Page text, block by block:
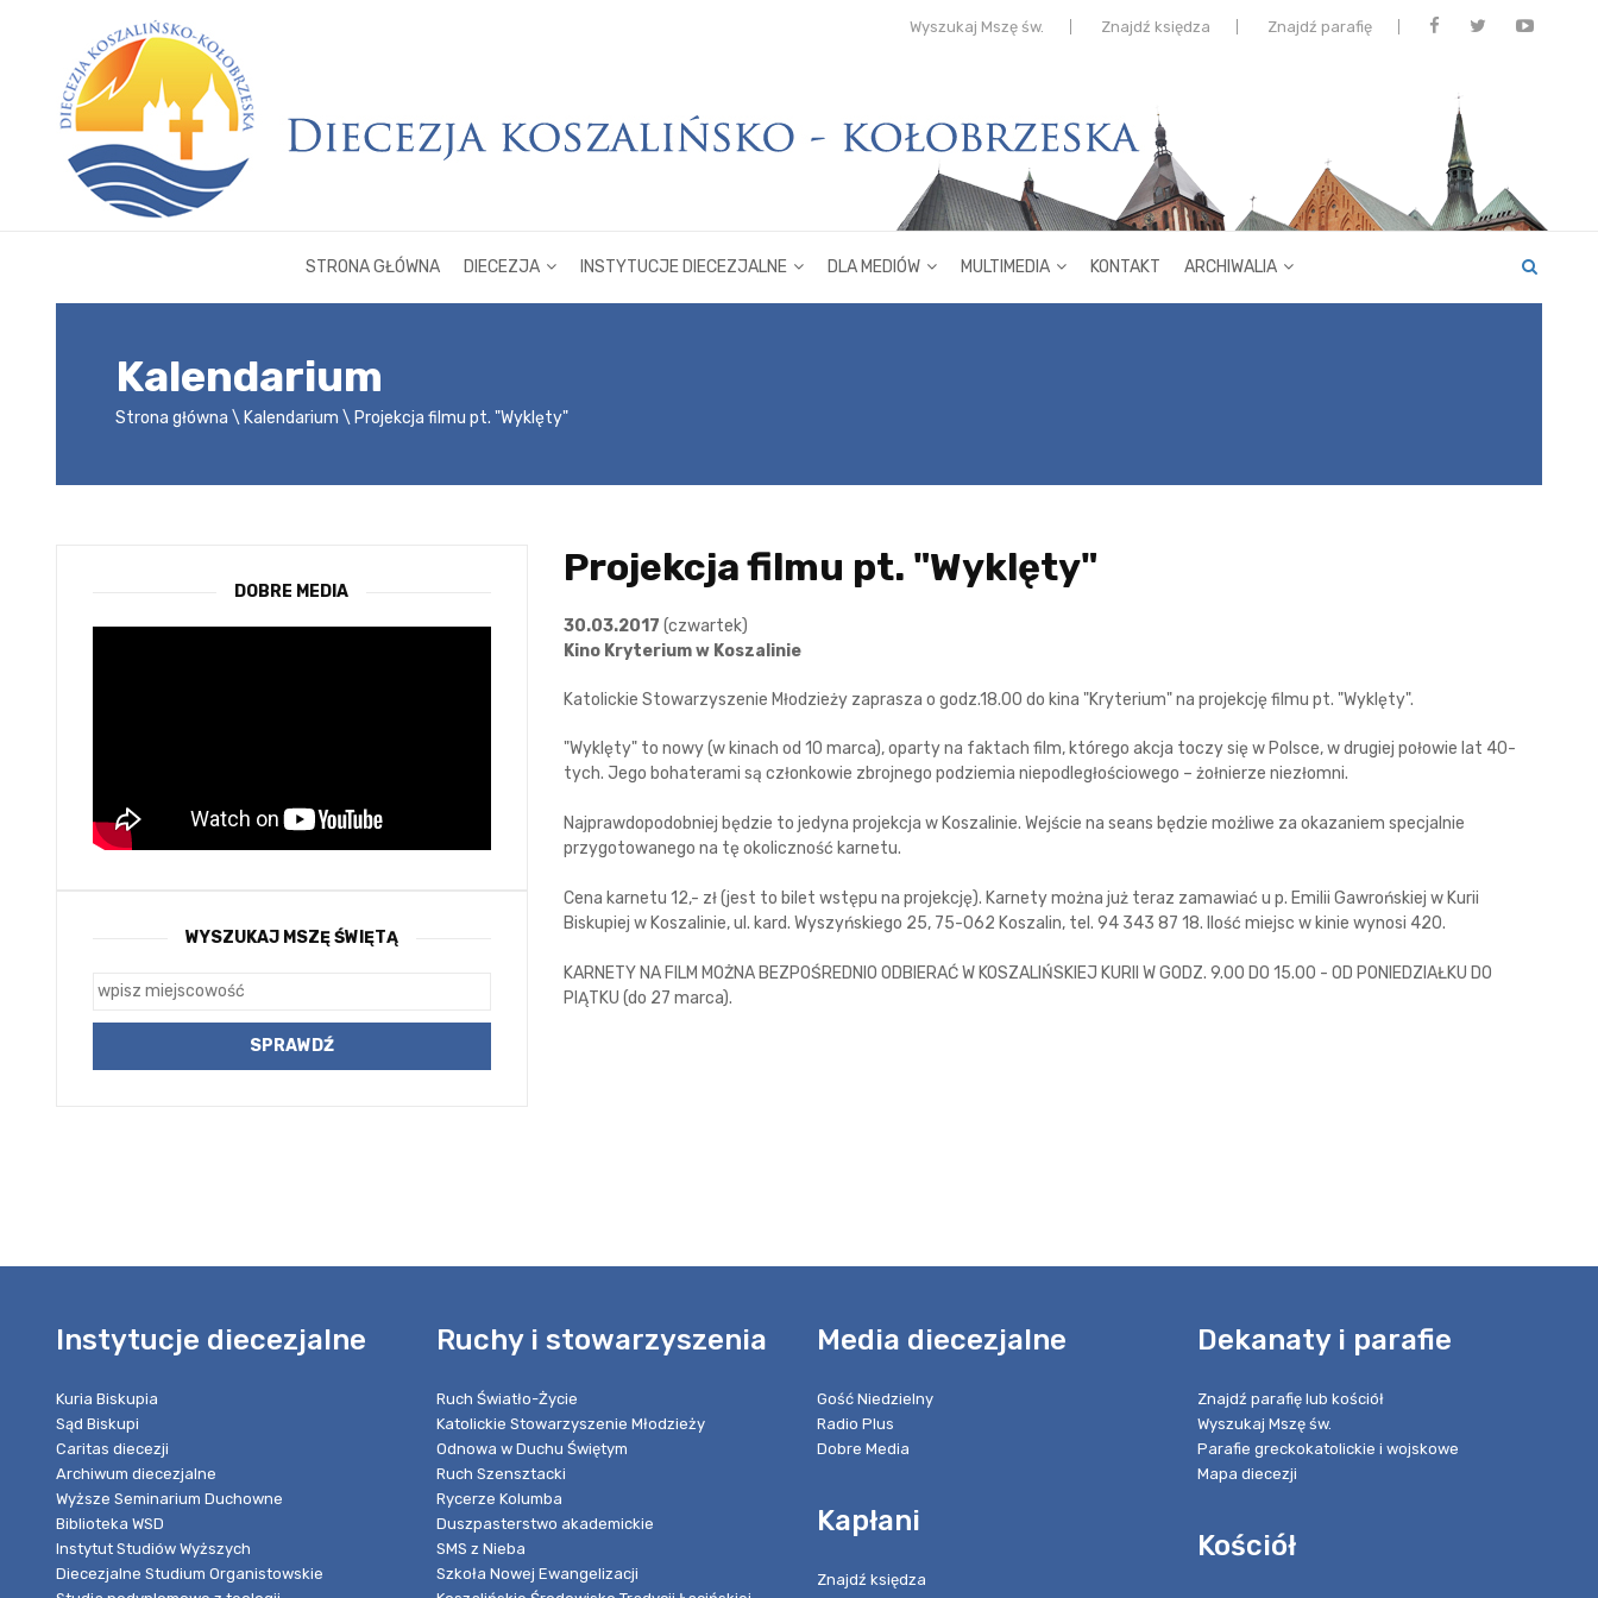
Wyszukaj Mszę św. Znajdź księdza Znajdź parafię
STRONA GŁÓWNA DIECEZJA INSTYTUCJE DIECEZJALNE DLA MEDIÓW MULTIMEDIA KONTAKT ARCHIWALIA
Kalendarium
Strona główna Kalendarium Projekcja filmu pt. "Wyklęty"
Projekcja filmu pt. "Wyklęty"
30.03.2017 (czwartek)
Kino Kryterium w Koszalinie
Katolickie Stowarzyszenie Młodzieży zaprasza o godz.18.00 do kina "Kryterium" na projekcję filmu pt. "Wyklęty".
"Wyklęty" to nowy (w kinach od 10 marca), oparty na faktach film, którego akcja toczy się w Polsce, w drugiej połowie lat 40-
tych. Jego bohaterami są członkowie zbrojnego podziemia niepodległościowego – żołnierze niezłomni.
Najprawdopodobniej będzie to jedyna projekcja w Koszalinie. Wejście na seans będzie możliwe za okazaniem specjalnie
przygotowanego na tę okoliczność karnetu.
Cena karnetu 12,- zł (jest to bilet wstępu na projekcję). Karnety można już teraz zamawiać u p. Emilii Gawrońskiej w Kurii
Biskupiej w Koszalinie, ul. kard. Wyszyńskiego 25, 75-062 Koszalin, tel. 94 343 87 18. Ilość miejsc w kinie wynosi 420.
KARNETY NA FILM MOŻNA BEZPOŚREDNIO ODBIERAĆ W KOSZALIŃSKIEJ KURII W GODZ. 9.00 DO 15.00 - OD PONIEDZIAŁKU DO
PIĄTKU (do 27 marca).
DOBRE MEDIA
WYSZUKAJ MSZĘ ŚWIĘTĄ
Instytucje diecezjalne
Kuria Biskupia
Sąd Biskupi
Caritas diecezji
Archiwum diecezjalne
Wyższe Seminarium Duchowne
Biblioteka WSD
Instytut Studiów Wyższych
Diecezjalne Studium Organistowskie
Ruchy i stowarzyszenia
Ruch Światło-Życie
Katolickie Stowarzyszenie Młodzieży
Odnowa w Duchu Świętym
Ruch Szensztacki
Rycerze Kolumba
Duszpasterstwo akademickie
SMS z Nieba
Szkoła Nowej Ewangelizacji
Media diecezjalne
Gość Niedzielny
Radio Plus
Dobre Media
Kapłani
Znajdź księdza
Dekanaty i parafie
Znajdź parafię lub kościół
Wyszukaj Mszę św.
Parafie greckokatolickie i wojskowe
Mapa diecezji
Kościół